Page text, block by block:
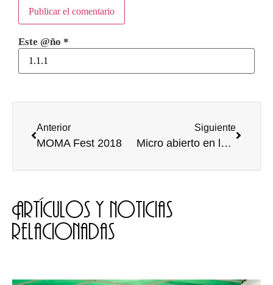
Este @ño *
Anterior
MOMA Fest 2018
Siguiente
Micro abierto en la casa de las Musas 15/ 03/ 2018
Artículos y noticias
relacionadas